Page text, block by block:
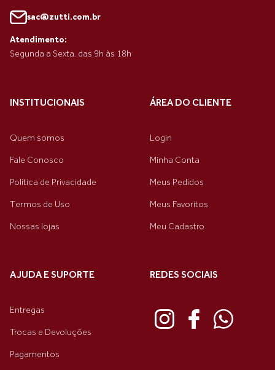
sac@zutti.com.br
Atendimento:
Segunda a Sexta. das 9h às 18h
INSTITUCIONAIS
Quem somos
Fale Conosco
Política de Privacidade
Termos de Uso
Nossas lojas
ÁREA DO CLIENTE
Login
Minha Conta
Meus Pedidos
Meus Favoritos
Meu Cadastro
AJUDA E SUPORTE
Entregas
Trocas e Devoluções
Pagamentos
REDES SOCIAIS